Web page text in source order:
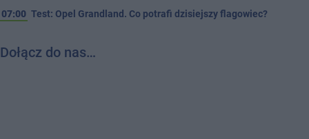
07:00 Test: Opel Grandland. Co potrafi dzisiejszy flagowiec?
Dołącz do nas…